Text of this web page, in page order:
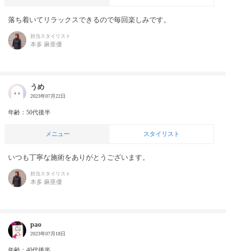
落ち着いてリラックスできるので毎回楽しみです。
担当スタイリスト
本多 麻亜優
うめ
2023年07月22日
年齢：50代後半
メニュー スタイリスト
いつも丁寧な施術をありがとうございます。
担当スタイリスト
本多 麻亜優
pao
2023年07月18日